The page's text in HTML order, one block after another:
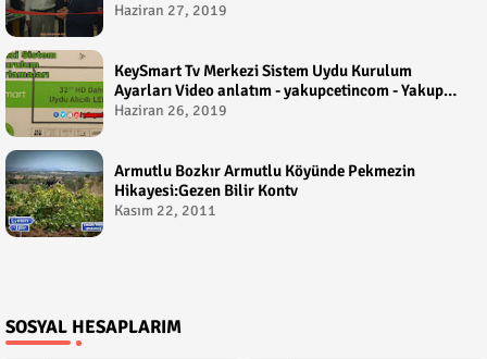
Haziran 27, 2019
KeySmart Tv Merkezi Sistem Uydu Kurulum
Ayarları Video anlatım - yakupcetincom - Yakup
Çetin
Haziran 26, 2019
Armutlu Bozkır Armutlu Köyünde Pekmezin
Hikayesi:Gezen Bilir Kontv
Kasım 22, 2011
SOSYAL HESAPLARIM